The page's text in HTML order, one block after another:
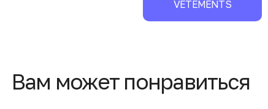
VETEMENTS
Вам может понравиться